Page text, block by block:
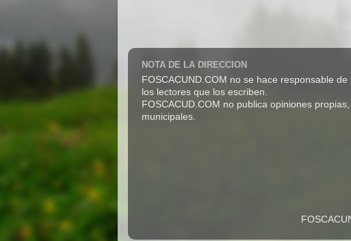
NOTA DE LA DIRECCION
FOSCACUND.COM no se hace responsable
los lectores que los escriben.
FOSCACUD.COM no publica opiniones
municipales.